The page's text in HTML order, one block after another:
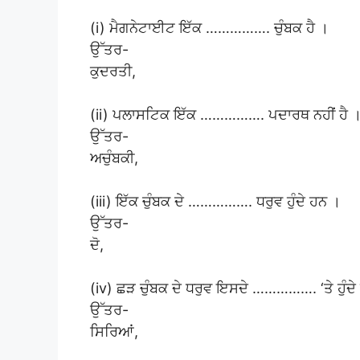
(i) ਮੈਗਨੇਟਾਈਟ ਇੱਕ ……………. ਚੁੰਬਕ ਹੈ ।
ਉੱਤਰ-
ਕੁਦਰਤੀ,
(ii) ਪਲਾਸਟਿਕ ਇੱਕ ……………. ਪਦਾਰਥ ਨਹੀਂ ਹੈ ।
ਉੱਤਰ-
ਅਚੁੰਬਕੀ,
(iii) ਇੱਕ ਚੁੰਬਕ ਦੇ ……………. ਧਰੁਵ ਹੁੰਦੇ ਹਨ ।
ਉੱਤਰ-
ਦੋ,
(iv) ਛੜ ਚੁੰਬਕ ਦੇ ਧਰੁਵ ਇਸਦੇ ……………. ‘ਤੇ ਹੁੰਦੇ
ਉੱਤਰ-
ਸਿਰਿਆਂ,